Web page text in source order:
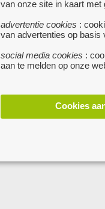
van onze site in kaart met
advertentie cookies :
van advertenties op basis
social media cookies :
aan te melden op onze
Cookies